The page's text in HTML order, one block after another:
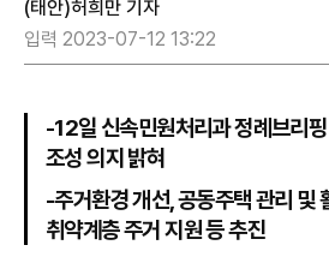
(태안)허희만 기자
입력 2023-07-12 13:22
-12일 신속민원처리과 정례브리
조성 의지 밝혀
-주거환경 개선, 공동주택 관리 및
취약계층 주거 지원 등 추진